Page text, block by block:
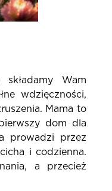
Wam
wdzięczności,
Mama to
dom dla
prowadzi przez
i codzienna.
a przecież